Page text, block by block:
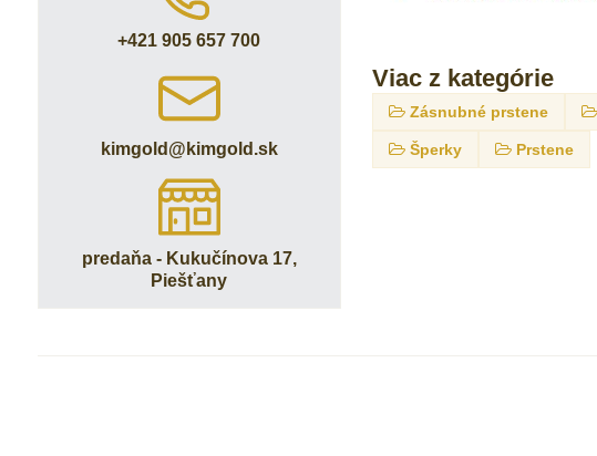
Viac z kategórie
Zásnubné prstene
Šperky Prstene
+421 905 657 700
kimgold​@kimgold​.sk
predaňa - Kukučínova 17,
Piešťany